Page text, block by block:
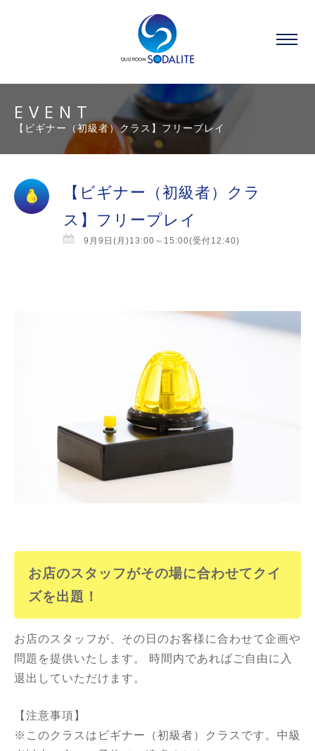
EVENT
【ビギナー（初級者）クラス】フリープレイ
【ビギナー（初級者）クラ
ス】フリープレイ
9月9日(月)13:00～15:00(受付12:40)
お店のスタッフがその場に合わせてクイ
ズを出題！
お店のスタッフが、その日のお客様に合わせて企画や
問題を提供いたします。 時間内であればご自由に入
退出していただけます。
【注意事項】
※このクラスはビギナー（初級者）クラスです。中級